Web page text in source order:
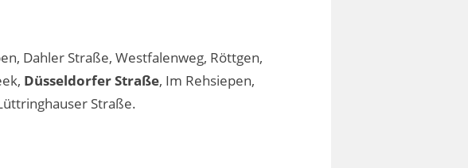
Dahler Straße, Westfalenweg, Röttgen,
Düsseldorfer Straße, Im Rehsiepen,
Straße.